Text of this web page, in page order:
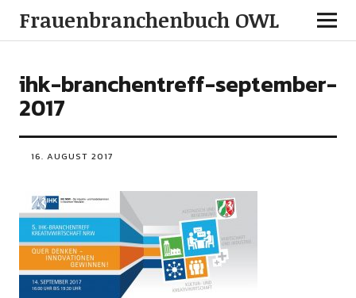
Frauenbranchenbuch OWL
ihk-branchentreff-september-
2017
16. AUGUST 2017